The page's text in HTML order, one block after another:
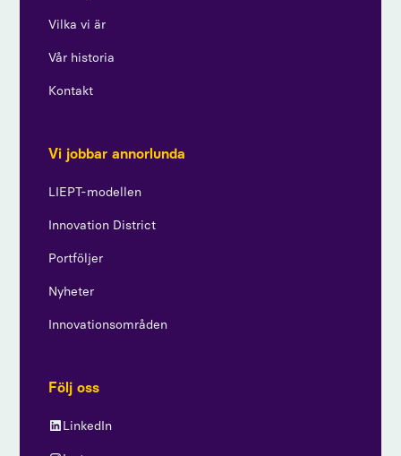
Vilka vi är
Vår historia
Kontakt
Vi jobbar annorlunda
LIEPT-modellen
Innovation District
Portföljer
Nyheter
Innovationsområden
Följ oss
LinkedIn